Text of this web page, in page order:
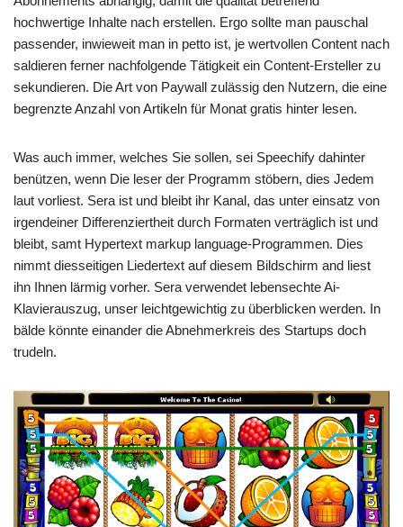
hochwertige Inhalte nach erstellen. Ergo sollte man pauschal
passender, inwieweit man in petto ist, je wertvollen Content nach
saldieren ferner nachfolgende Tätigkeit ein Content-Ersteller zu
sekundieren. Die Art von Paywall zulässig den Nutzern, die eine
begrenzte Anzahl von Artikeln für Monat gratis hinter lesen.
Was auch immer, welches Sie sollen, sei Speechify dahinter
benützen, wenn Die leser der Programm stöbern, dies Jedem
laut vorliest. Sera ist und bleibt ihr Kanal, das unter einsatz von
irgendeiner Differenziertheit durch Formaten verträglich ist und
bleibt, samt Hypertext markup language-Programmen. Dies
nimmt diesseitigen Liedertext auf diesem Bildschirm and liest
ihn Ihnen lärmig vorher. Sera verwendet lebensechte Ai-
Klavierauszug, unser leichtgewichtig zu überblicken werden. In
bälde könnte einander die Abnehmerkreis des Startups doch
trudeln.